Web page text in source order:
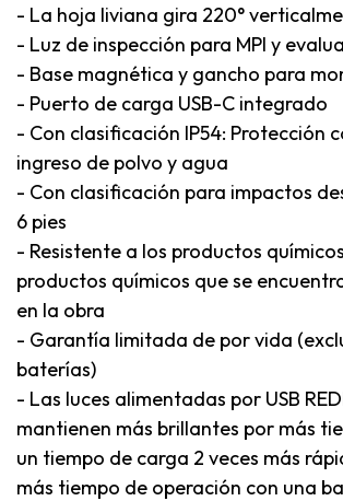
- La hoja liviana gira 220°
- Luz de inspección para MPI y
- Base magnética y gancho para
- Puerto de carga USB-C integrado
- Con clasificación IP54: Protección
ingreso de polvo y agua
- Con clasificación para impactos
6 pies
- Resistente a los productos
productos químicos que se
en la obra
- Garantía limitada de por vida
baterías)
- Las luces alimentadas por USB
mantienen más brillantes por más
un tiempo de carga 2 veces más
más tiempo de operación con una